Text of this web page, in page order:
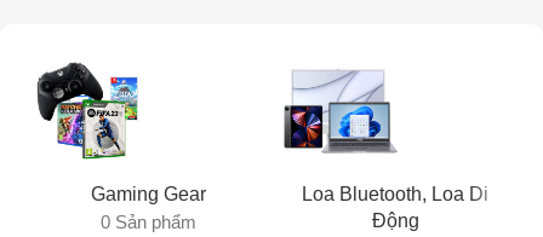
Gaming Gear
0 Sản phẩm
Loa Bluetooth, Loa Di
Động